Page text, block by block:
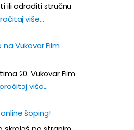
ili odraditi stručnu
više…
Vukovar Film
20. Vukovar Film
više…
šoping!